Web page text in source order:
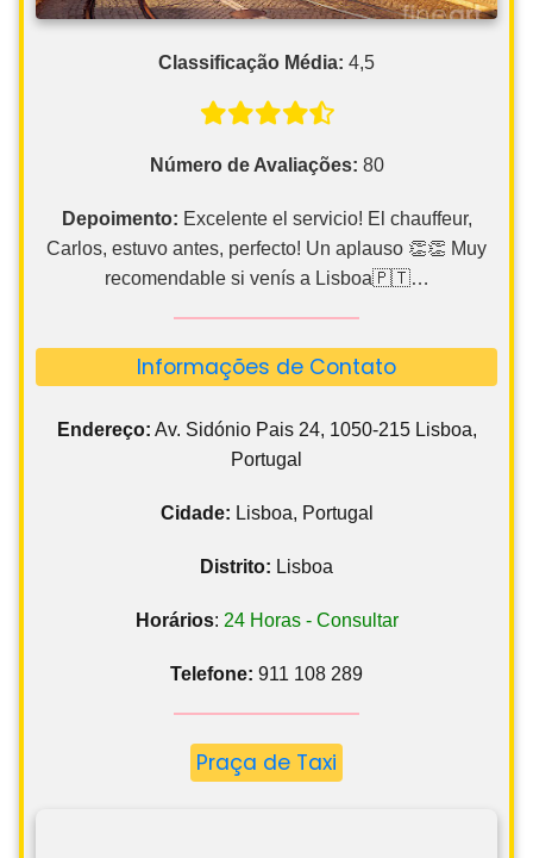
Classificação Média: 4,5
Número de Avaliações: 80
Depoimento: Excelente el servicio! El chauffeur,
Carlos, estuvo antes, perfecto! Un aplauso 👏👏 Muy
recomendable si venís a Lisboa🇵🇹…
Informações de Contato
Endereço: Av. Sidónio Pais 24, 1050-215 Lisboa,
Portugal
Cidade: Lisboa, Portugal
Distrito: Lisboa
Horários: 24 Horas - Consultar
Telefone: 911 108 289
Praça de Taxi